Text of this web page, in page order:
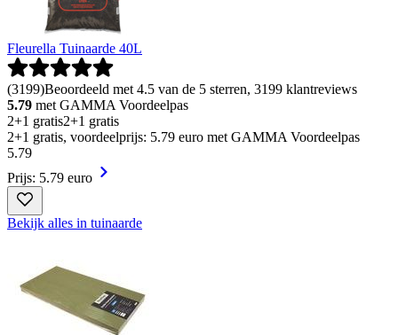
Fleurella Tuinaarde 40L
(3199)Beoordeeld met 4.5 van de 5 sterren, 3199 klantreviews
5.79 met GAMMA Voordeelpas
2+1 gratis2+1 gratis
2+1 gratis, voordeelprijs: 5.79 euro met GAMMA Voordeelpas
5.79
Prijs: 5.79 euro
Bekijk alles in tuinaarde